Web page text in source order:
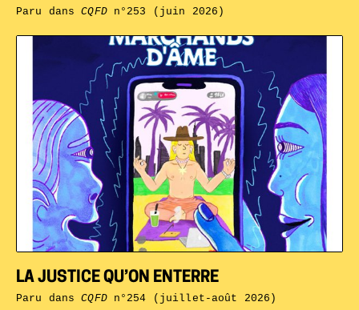
LA JUSTICE QU’ON ENTERRE
Paru dansCQFDn°254 (juillet-août 2026)
Paru dansCQFDn°253 (juin 2026)